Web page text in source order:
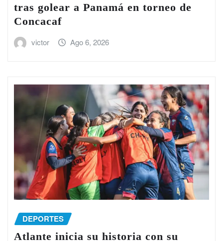
tras golear a Panamá en torneo de
Concacaf
victor Ago 6, 2026
DEPORTES
Atlante inicia su historia con su